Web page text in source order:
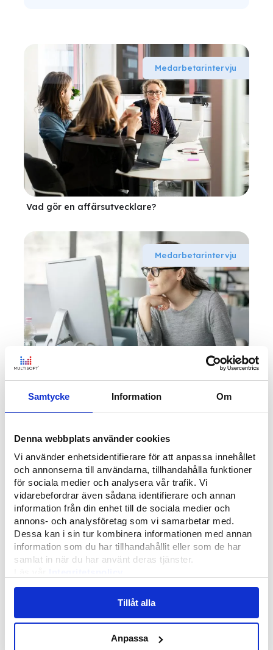
Samtycke Information Om
Denna webbplats använder cookies
Vi använder enhetsidentifierare för att anpassa innehållet
och annonserna till användarna, tillhandahålla funktioner
för sociala medier och analysera vår trafik. Vi
vidarebefordrar även sådana identifierare och annan
information från din enhet till de sociala medier och
annons- och analysföretag som vi samarbetar med.
Dessa kan i sin tur kombinera informationen med annan
information som du har tillhandahållit eller som de har
samlat in när du har använt deras tjänster.
Läs mer om våraCookies
Tillåt alla
Anpassa
Medarbetarintervju
Vad gör en affärsutvecklare?
Medarbetarintervju
Vad gör en projektledare?
Medarbetarintervju
Vad gör en systemutvecklare?